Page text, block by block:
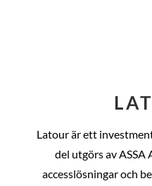
Latour är ett
del utgörs av ASSA
accesslösningar och